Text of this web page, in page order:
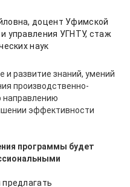
доцент Уфимской
управления УГНТУ, стаж
наук
и развитие знаний, умений
производственно-
направлению
эффективности
программы будет